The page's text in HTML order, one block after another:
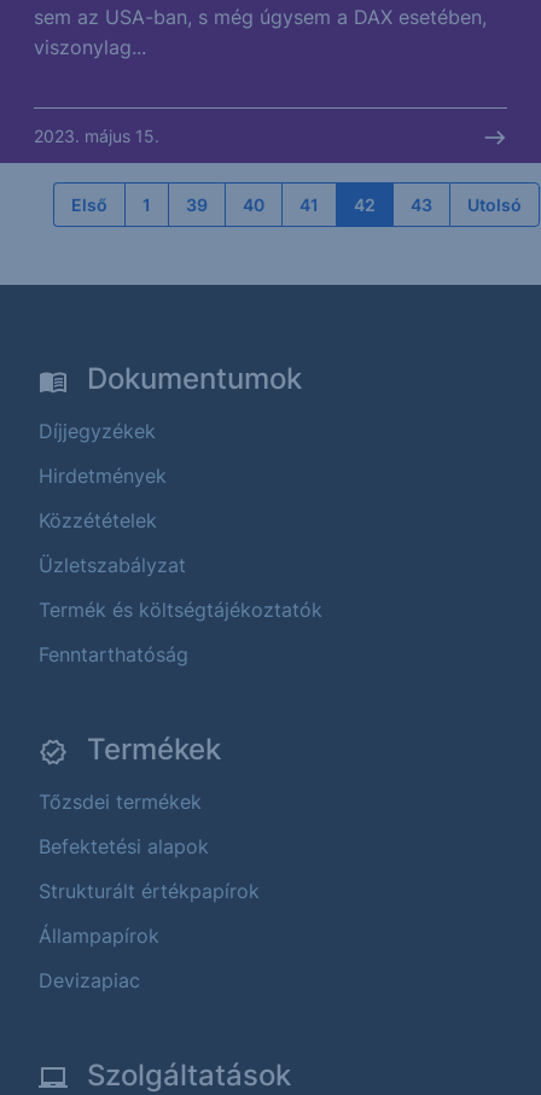
sem az USA-ban, s még úgysem a DAX esetében,
viszonylag...
2023. május 15.
Első 1 39 40 41 42 43 Utolsó
Dokumentumok
Díjjegyzékek
Hirdetmények
Közzétételek
Üzletszabályzat
Termék és költségtájékoztatók
Fenntarthatóság
Termékek
Tőzsdei termékek
Befektetési alapok
Strukturált értékpapírok
Állampapírok
Devizapiac
Szolgáltatások